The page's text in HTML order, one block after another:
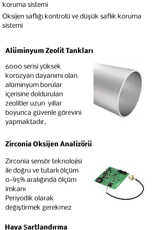
koruma sistemi
Oksijen saflığı kontrolü ve düşük saflık koruma
sistemi
Alüminyum Zeolit Tankları
6000 serisi yüksek
korozyan dayanımı olan
alüminyum borular
içerisine doldurulan
zeolitler uzun yıllar
boyunca güvenle görevini
yapmaktadır.
Zirconia Oksijen Analizörü
Zirconia sensör teknolojisi
ile doğru ve tutarlı ölçüm
0-95% aralığında ölçüm
imkanı
Periyodik olarak
değiştirmek gerekmez
Hava Şartlandırma